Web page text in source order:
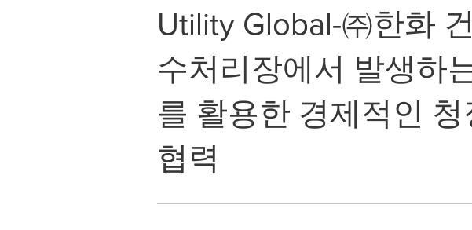
Utility Global-㈜한화
수처리장에서 발생하
를 활용한 경제적인
협력